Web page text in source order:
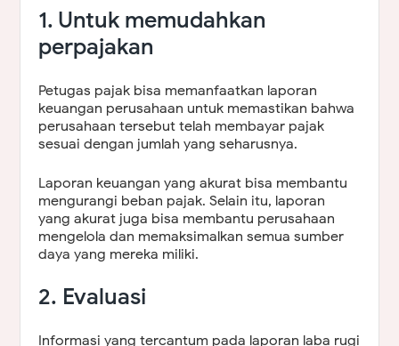
1. Untuk memudahkan
perpajakan
Petugas pajak bisa memanfaatkan laporan
keuangan perusahaan untuk memastikan bahwa
perusahaan tersebut telah membayar pajak
sesuai dengan jumlah yang seharusnya.
Laporan keuangan yang akurat bisa membantu
mengurangi beban pajak. Selain itu, laporan
yang akurat juga bisa membantu perusahaan
mengelola dan memaksimalkan semua sumber
daya yang mereka miliki.
2. Evaluasi
Informasi yang tercantum pada laporan laba rugi